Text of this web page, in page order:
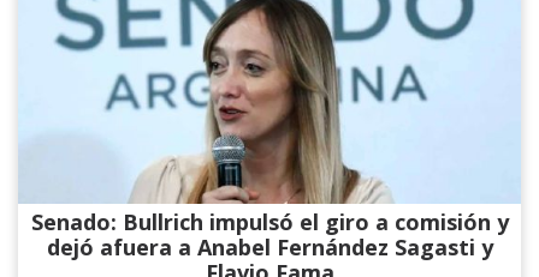
Senado: Bullrich impulsó el giro a comisión y
dejó afuera a Anabel Fernández Sagasti y